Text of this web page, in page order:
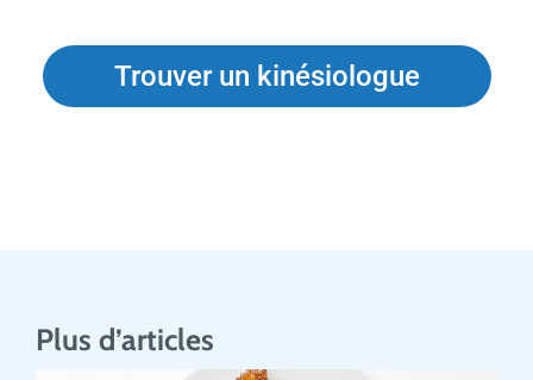
Trouver un kinésiologue
Plus d’articles